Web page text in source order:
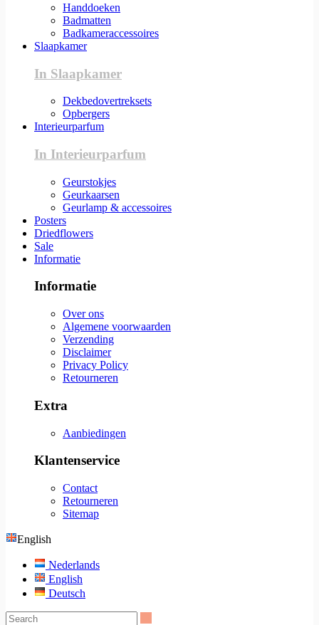
Handdoeken
Badmatten
Badkameraccessoires
Slaapkamer
In Slaapkamer
Dekbedovertreksets
Opbergers
Interieurparfum
In Interieurparfum
Geurstokjes
Geurkaarsen
Geurlamp & accessoires
Posters
Driedflowers
Sale
Informatie
Informatie
Over ons
Algemene voorwaarden
Verzending
Disclaimer
Privacy Policy
Retourneren
Extra
Aanbiedingen
Klantenservice
Contact
Retourneren
Sitemap
English
Nederlands
English
Deutsch